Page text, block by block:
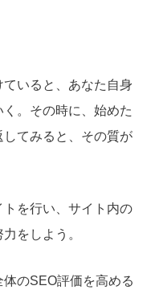
いると、あなた自身
。その時に、始めた
てみると、その質が
を行い、サイト内の
をしよう。
のSEO評価を高める